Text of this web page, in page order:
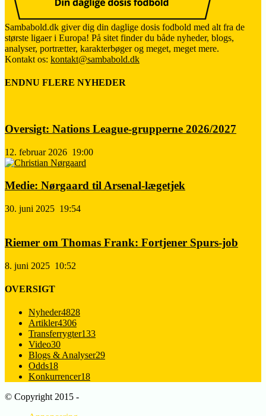
Sambabold.dk giver dig din daglige dosis fodbold med alt fra de
største ligaer i Europa! På sitet finder du både nyheder, blogs,
analyser, portrætter, karakterbøger og meget, meget mere.
Kontakt os: kontakt@sambabold.dk
ENDNU FLERE NYHEDER
Oversigt: Nations League-grupperne 2026/2027
12. februar 2026 19:00
Medie: Nørgaard til Arsenal-lægetjek
30. juni 2025 19:54
Riemer om Thomas Frank: Fortjener Spurs-job
8. juni 2025 10:52
OVERSIGT
Nyheder4828
Artikler4306
Transferrygter133
Video30
Blogs & Analyser29
Odds18
Konkurrencer18
© Copyright 2015 -